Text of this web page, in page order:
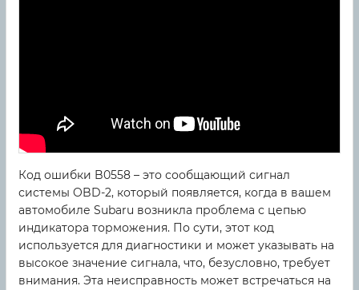
Код ошибки B0558 – это сообщающий сигнал
системы OBD-2, который появляется, когда в вашем
автомобиле Subaru возникла проблема с цепью
индикатора торможения. По сути, этот код
используется для диагностики и может указывать на
высокое значение сигнала, что, безусловно, требует
внимания. Эта неисправность может встречаться на